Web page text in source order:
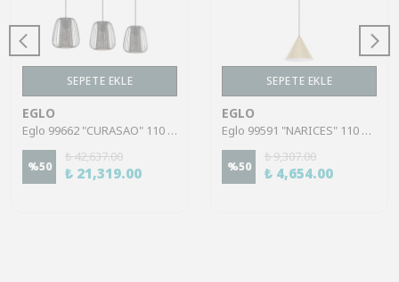
SEPETE EKLE
EGLO
Eglo 99662 "CURASAO" 110 Cm Yüksekliğinde Çelik Siyah Sarkıt Avize
%50
₺ 42,637.00
₺ 21,319.00
SEPETE EKLE
EGLO
Eglo 99591 "NARICES" 110 Cm Yüksekliğinde Çelik Siyah Sarkıt Avize
%50
₺ 9,307.00
₺ 4,654.00